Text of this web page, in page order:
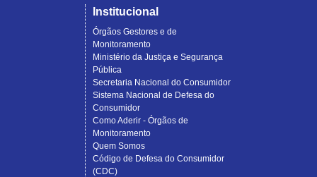
Institucional
Órgãos Gestores e de
Monitoramento
Ministério da Justiça e Segurança
Pública
Secretaria Nacional do Consumidor
Sistema Nacional de Defesa do
Consumidor
Como Aderir - Órgãos de
Monitoramento
Quem Somos
Código de Defesa do Consumidor
(CDC)